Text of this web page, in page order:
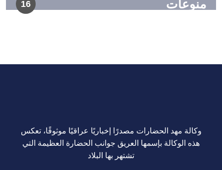
منوعات 16
وكالة مهد الحضارات مصدرًا إخباريًا عراقيًا موثوقًا، تعكس
هذه الوكالة بإسمها العريق جوانب الحضارة العظيمة التي
تشتهر بها البلاد